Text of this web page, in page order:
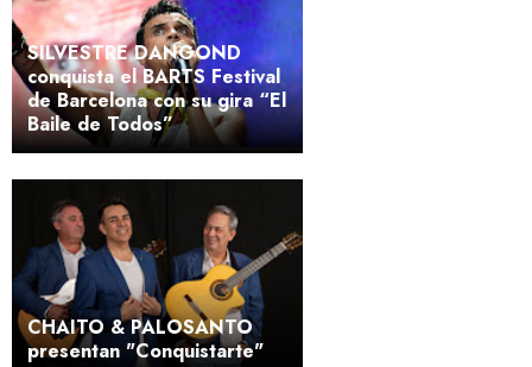
SILVESTRE DANGOND
conquista el BARTS Festival
de Barcelona con su gira “El
Baile de Todos”
CHAITO & PALOSANTO
presentan "Conquistarte"